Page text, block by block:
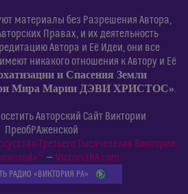
материалы без Разрешения Автора,
Правах, и их деятельность
Автора и Её Идеи, они все
никакого отношения к Автору и Её
и Спасения Земли
Мира Марии ДЭВИ ХРИСТОС».
Авторский Сайт Виктории
ПреобРАженской
Третьего Тысячелетия Виктории
©— VictoriaRA.com
РАДИО «ВИКТОРИЯ РА»